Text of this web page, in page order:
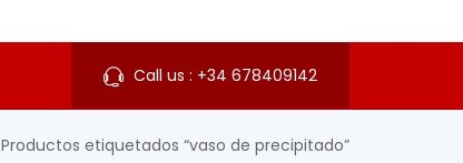
Call us : +34 678409142
Productos etiquetados “vaso de precipitado”